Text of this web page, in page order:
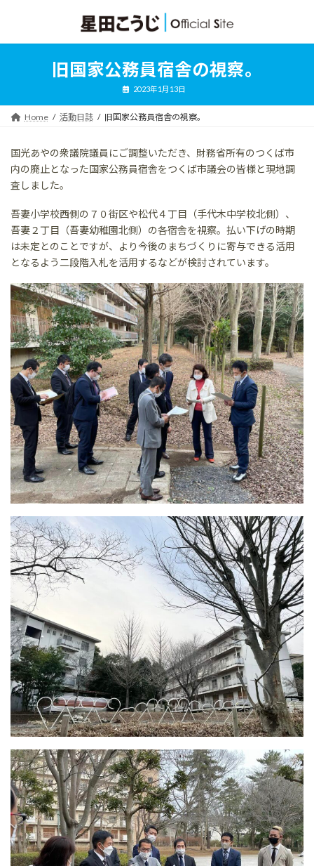
ン
ッ
ー
移
旧国家公務員宿舎の視察。
2023年1月13日
Home 活動日誌 旧国家公務員宿舎の視察。
国光あやの衆議院議員にご調整いただき、財務省所有のつくば市
内の廃止となった国家公務員宿舎をつくば市議会の皆様と現地調
査しました。
吾妻小学校西側の７０街区や松代４丁目（手代木中学校北側）、
吾妻２丁目（吾妻幼稚園北側）の各宿舎を視察。払い下げの時期
は未定とのことですが、より今後のまちづくりに寄与できる活用
となるよう二段階入札を活用するなどが検討されています。